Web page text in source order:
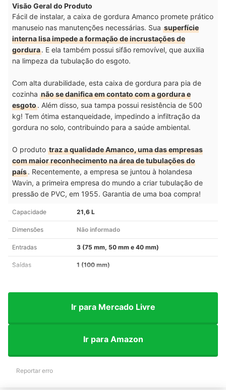
Visão Geral do Produto
Fácil de instalar, a caixa de gordura Amanco promete prático
manuseio nas manutenções necessárias. Sua superfície
interna lisa impede a formação de incrustações de
gordura. E ela também possui sifão removível, que auxilia
na limpeza da tubulação do esgoto.
Com alta durabilidade, esta caixa de gordura para pia de
cozinha não se danifica em contato com a gordura e
esgoto. Além disso, sua tampa possui resistência de 500
kg! Tem ótima estanqueidade, impedindo a infiltração da
gordura no solo, contribuindo para a saúde ambiental.
O produto traz a qualidade Amanco, uma das empresas
com maior reconhecimento na área de tubulações do
país. Recentemente, a empresa se juntou à holandesa
Wavin, a primeira empresa do mundo a criar tubulação de
pressão de PVC, em 1955. Garantia de uma boa compra!
Capacidade 21,6 L
Dimensões Não informado
Entradas 3 (75 mm, 50 mm e 40 mm)
Saídas 1 (100 mm)
Ir para Mercado Livre
Ir para Amazon
Reportar erro